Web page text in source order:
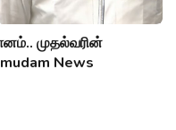
முதல்வரின்
News